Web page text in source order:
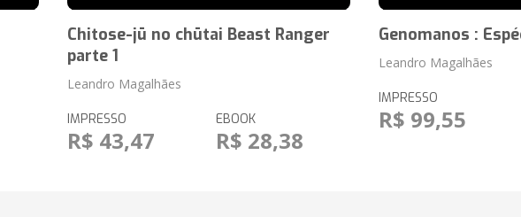
Chitose-jū no chūtai Beast Ranger
parte 1
Leandro Magalhães
IMPRESSO
R$ 43,47
EBOOK
R$ 28,38
Genomanos :
Leandro Magalhães
IMPRESSO
R$ 99,55